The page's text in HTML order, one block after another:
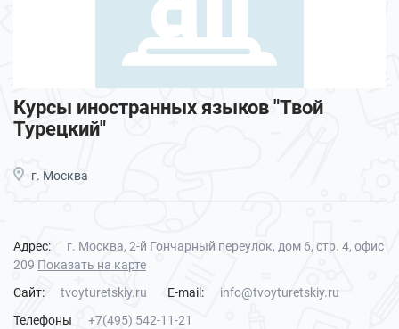
Курсы иностранных языков "Твой
Турецкий"
г. Москва
Адрес:
г. Москва, 2-й Гончарный переулок, дом 6, стр. 4, офис
209 Показать на карте
Сайт:
tvoyturetskiy.ru E-mail:
info@tvoyturetskiy.ru
Телефоны
+7(495) 542-11-21